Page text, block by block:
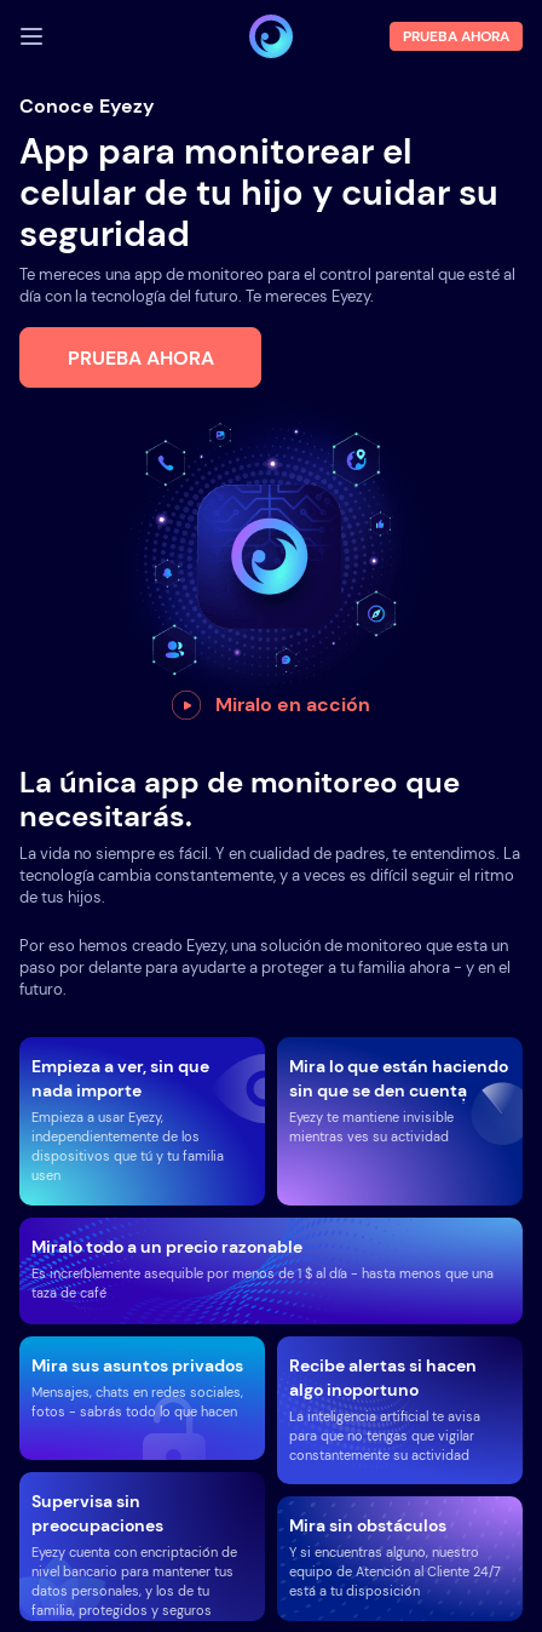
INICIA SESIÓN
Demo
Funciones
Sobre la empresa
Blog
PRUEBA AHORA
Conoce Eyezy
App para monitorear el
celular de tu hijo y cuidar su
seguridad
Te mereces una app de monitoreo para el control parental que esté al
día con la tecnología del futuro. Te mereces Eyezy.
PRUEBA AHORA
Miralo en acción
La única app de monitoreo que
necesitarás.
La vida no siempre es fácil. Y en cualidad de padres, te entendimos. La
tecnología cambia constantemente, y a veces es difícil seguir el ritmo
de tus hijos.
Por eso hemos creado Eyezy, una solución de monitoreo que esta un
paso por delante para ayudarte a proteger a tu familia ahora - y en el
futuro.
Empieza a ver, sin que
nada importe
Empieza a usar Eyezy,
independientemente de los
dispositivos que tú y tu familia
usen
Mira lo que están haciendo
sin que se den cuenta
Eyezy te mantiene invisible
mientras ves su actividad
Supervisa sin
preocupaciones
Eyezy cuenta con encriptación de
nivel bancario para mantener tus
datos personales, y los de tu
familia, protegidos y seguros
Mira sus asuntos privados
Mensajes, chats en redes sociales,
fotos - sabrás todo lo que hacen
Miralo todo a un precio razonable
Es increíblemente asequible por menos de 1 $ al día - hasta menos que una
taza de café
Recibe alertas si hacen
algo inoportuno
La inteligencia artificial te avisa
para que no tengas que vigilar
constantemente su actividad
Mira sin obstáculos
Y si encuentras alguno, nuestro
equipo de Atención al Cliente 24/7
está a tu disposición